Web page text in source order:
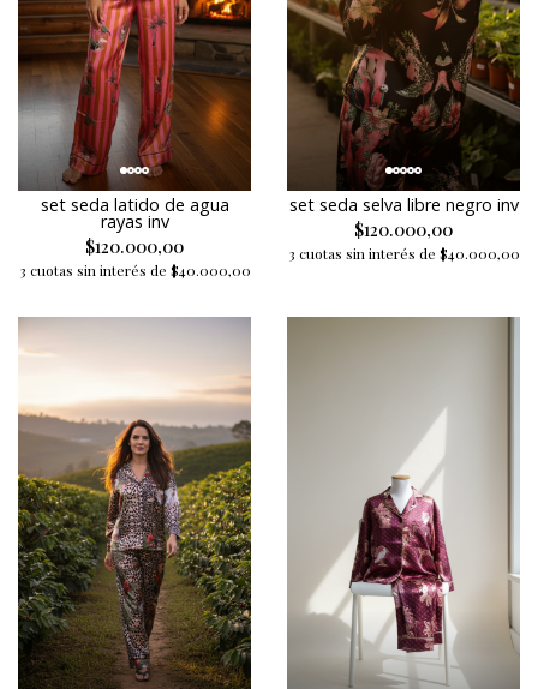
set seda latido de agua
rayas inv
$120.000,00
3 cuotas sin interés de $40.000,00
set seda selva libre negro inv
$120.000,00
3 cuotas sin interés de $40.000,00